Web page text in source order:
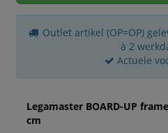
Outlet artikel (OP=OP)
à 2
Actuele
Legamaster BOARD-UP
cm